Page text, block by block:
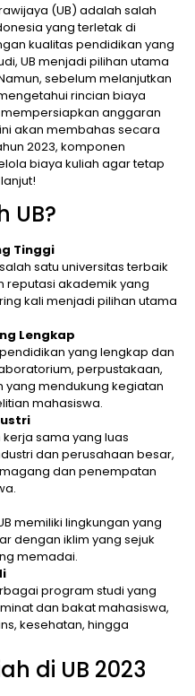
(UB) adalah salah
yang terletak di
kualitas pendidikan yang
UB menjadi pilihan utama
sebelum melanjutkan
rincian biaya
anggaran
akan membahas secara
2023, komponen
biaya kuliah agar tetap
UB?
Tinggi
satu universitas terbaik
reputasi akademik yang
kali menjadi pilihan utama
Lengkap
yang lengkap dan
perpustakaan,
yang mendukung kegiatan
mahasiswa.
sama yang luas
dan perusahaan besar,
dan penempatan
memiliki lingkungan yang
dengan iklim yang sejuk
memadai.
program studi yang
dan bakat mahasiswa,
kesehatan, hingga
di UB 2023